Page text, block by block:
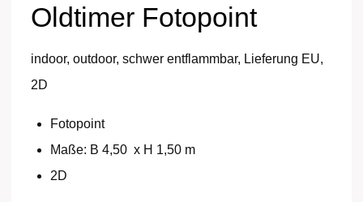
Oldtimer Fotopoint
indoor, outdoor, schwer entflammbar, Lieferung EU,
2D
Fotopoint
Maße: B 4,50 x H 1,50 m
2D